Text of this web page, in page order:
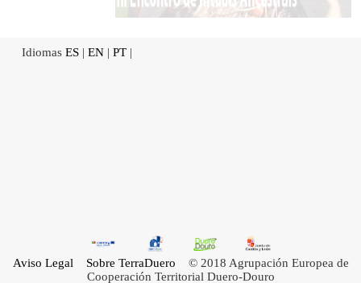
Idiomas ES | EN | PT |
Aviso Legal Sobre TerraDuero © 2018 Agrupación Europea de
Cooperación Territorial Duero-Douro